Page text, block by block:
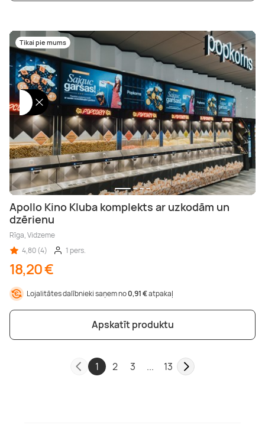
Tikai pie mums
Apollo Kino Kluba komplekts ar uzkodām un
dzērienu
Rīga, Vidzeme
4,80 (4)
1 pers.
18,20 €
Lojalitātes dalībnieki saņem no0,91 €atpakaļ
Apskatīt produktu
1 2 3 ... 13